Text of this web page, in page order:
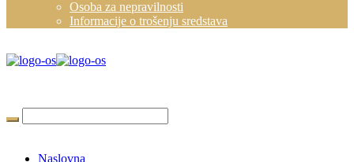
Osoba za nepravilnosti
Informacije o trošenju sredstava
Naslovna